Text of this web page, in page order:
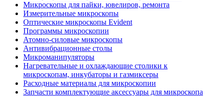
Микроскопы для пайки, ювелиров, ремонта
Измерительные микроскопы
Оптические микроскопы Evident
Программы микроскопии
Атомно-силовые микроскопы
Антивибрационные столы
Микроманипуляторы
Нагревательные и охлаждающие столики к
микроскопам, инкубаторы и газмиксеры
Расходные материалы для микроскопии
Запчасти комплектующие аксессуары для микроскопа